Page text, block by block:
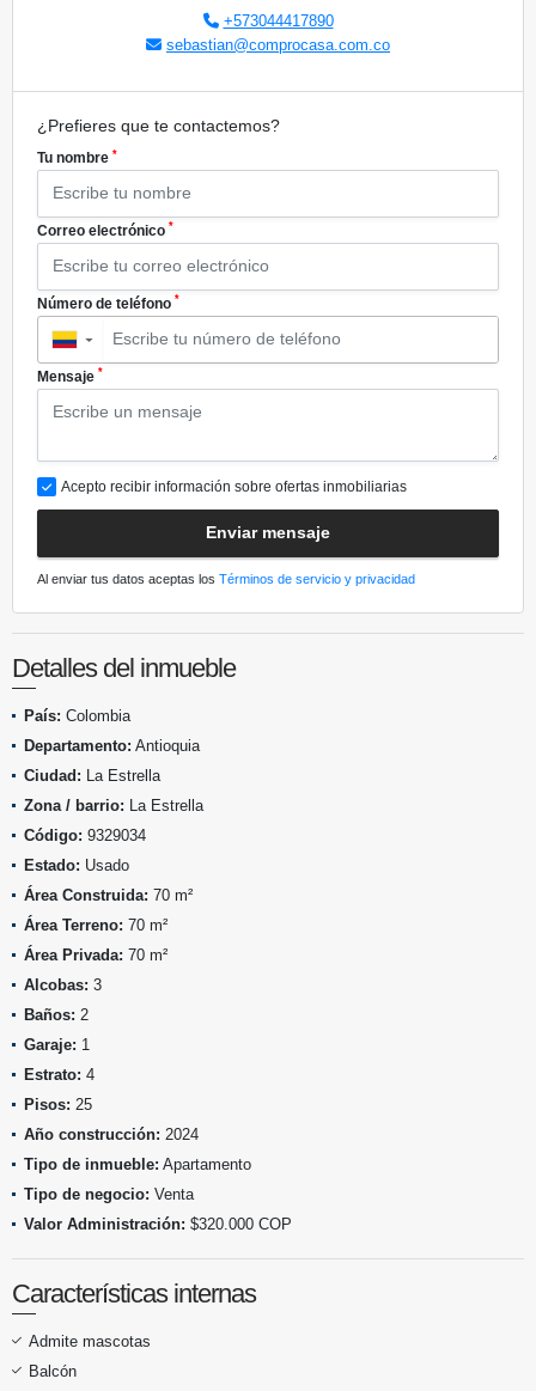
+573044417890
sebastian@comprocasa.com.co
¿Prefieres que te contactemos?
Tu nombre *
Correo electrónico *
Número de teléfono *
▼
Mensaje *
Acepto recibir información sobre ofertas inmobiliarias
Enviar mensaje
Al enviar tus datos aceptas los Términos de servicio y privacidad
Detalles del inmueble
País: Colombia
Departamento: Antioquia
Ciudad: La Estrella
Zona / barrio: La Estrella
Código: 9329034
Estado: Usado
Área Construida: 70 m²
Área Terreno: 70 m²
Área Privada: 70 m²
Alcobas: 3
Baños: 2
Garaje: 1
Estrato: 4
Pisos: 25
Año construcción: 2024
Tipo de inmueble: Apartamento
Tipo de negocio: Venta
Valor Administración: $320.000 COP
Características internas
Admite mascotas
Balcón